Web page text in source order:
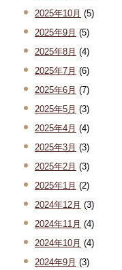
2025年10月 (5)
2025年9月 (5)
2025年8月 (4)
2025年7月 (6)
2025年6月 (7)
2025年5月 (3)
2025年4月 (4)
2025年3月 (3)
2025年2月 (3)
2025年1月 (2)
2024年12月 (3)
2024年11月 (4)
2024年10月 (4)
2024年9月 (3)